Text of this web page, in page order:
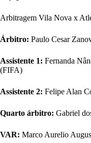
17 Marcos Vinicius Serrato
14 Emerson Raymundo
12 Diego Loureiro
18 Matheus Peixoto
22 Airton
Arbitragem Vila Nova x
Árbitro: Paulo Cesar
Assistente 1: Fernanda
(FIFA)
Assistente 2: Felipe Alan
Quarto árbitro: Gabriel
VAR: Marco Aurelio